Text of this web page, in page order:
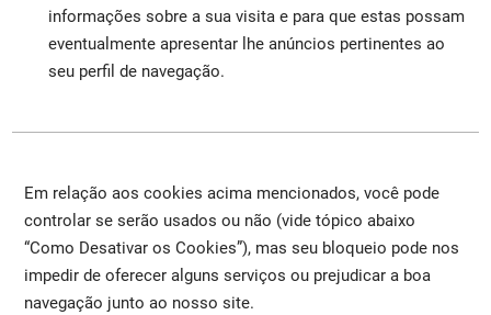
informações sobre a sua visita e para que estas possam
eventualmente apresentar lhe anúncios pertinentes ao
seu perfil de navegação.
Em relação aos cookies acima mencionados, você pode
controlar se serão usados ou não (vide tópico abaixo
“Como Desativar os Cookies”), mas seu bloqueio pode nos
impedir de oferecer alguns serviços ou prejudicar a boa
navegação junto ao nosso site.